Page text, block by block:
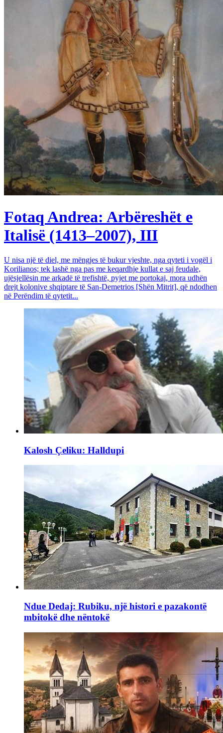
Fotaq Andrea: Arbëreshët e
Italisë (1413–2007), III
U nisa një të diel, me mëngjes të bukur vjeshte, nga qyteti i vogël i
Korilianos; tek lashë nga pas me keqardhje kullat e saj feudale,
ujësjellësin me arkadë të trefishtë, pyjet me portokaj, mora udhën
drejt kolonive shqiptare të San-Demetrios [Shën Mitrit], që ndodhen
në Perëndim të qytetit...
Kalosh Çeliku: Halldupi
Ndue Dedaj: Rubiku, një histori e pazakontë
mbitokë dhe nëntokë